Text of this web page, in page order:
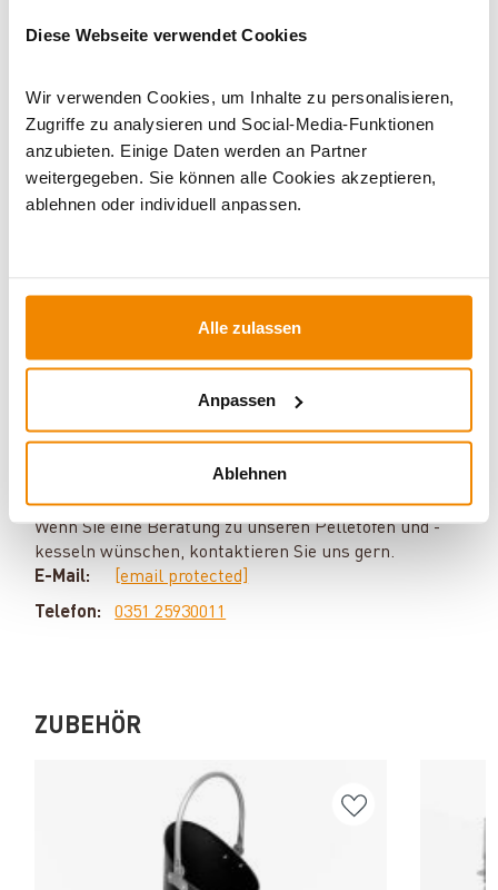
Diese Webseite verwendet Cookies
Wir verwenden Cookies, um Inhalte zu personalisieren,
Zugriffe zu analysieren und Social-Media-Funktionen
anzubieten. Einige Daten werden an Partner
weitergegeben. Sie können alle Cookies akzeptieren,
ablehnen oder individuell anpassen.
Alle zulassen
Anpassen
Ablehnen
Kaminöfen in Braun|Kaminofen mit Warmluftgebläse
Kaminöfen mit externer Luftzufuhr
Martin Krause berät Sie gern rund um die Themen
sich zunehmender Beliebtheit. Dennoch gibt es einiges
beim Kauf zu beachten.
Wenn Sie eine Beratung zu unseren Pelletöfen und -
kesseln wünschen, kontaktieren Sie uns gern.
E-Mail:
[email protected]
Telefon:
0351 25930011
ZUBEHÖR